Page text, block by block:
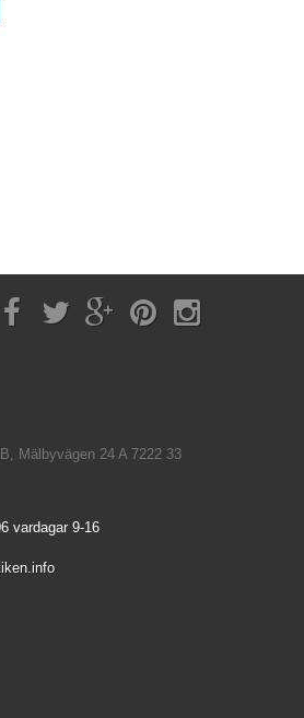
Mälbyvägen 24 A 7222 33
vardagar 9-16